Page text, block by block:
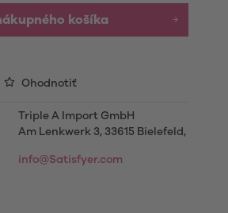
košíka
Ohodnotiť
Triple A Import GmbH
Am Lenkwerk 3, 33615 Bielefeld,
info@Satisfyer.com